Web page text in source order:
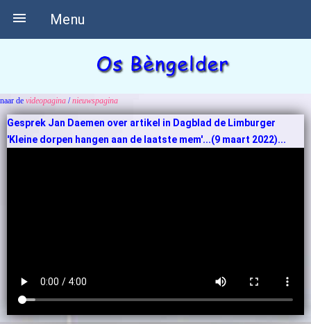
Menu

naar de videopagina /nieuwspagina
Gesprek Jan Daemen over artikel in Dagblad de Limburger
'Kleine dorpen hangen aan de laatste mem'...(9 maart 2022)...